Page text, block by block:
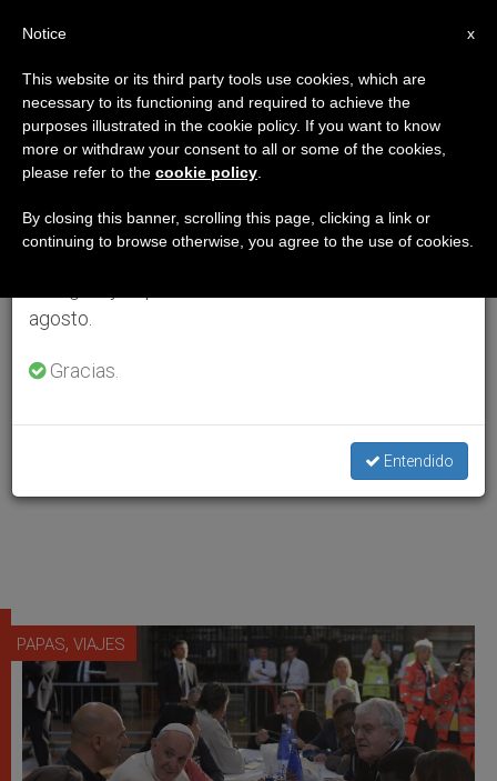
PAPAS, VIAJES
×
Aviso importante
Del 27 de julio al 7 de agosto haremos la pausa
anual, aprovechando que en el periodo de verano
se generan menos informaciones y también el
agosto.
Gracias.
Entendido
x
Notice
This website or its third party tools use cookies, which are
necessary to its functioning and required to achieve the
purposes illustrated in the cookie policy. If you want to know
more or withdraw your consent to all or some of the cookies,
please refer to the cookie policy
By closing this banner, scrolling this page, clicking a link or
continuing to browse otherwise, you agree to the use of cookies.